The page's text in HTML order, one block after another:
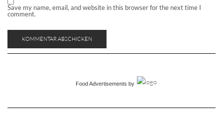
Save my name, email, and website in this browser for the next time I
comment.
Food Advertisements by